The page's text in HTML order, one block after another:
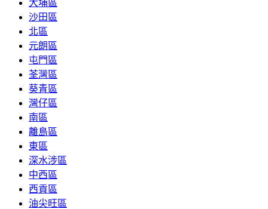
大埔區
沙田區
北區
元朗區
屯門區
荃灣區
葵青區
灣仔區
南區
離島區
東區
深水涉區
中西區
西貢區
油尖旺區